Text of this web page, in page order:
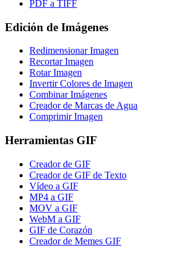
PDF a TIFF
Edición de Imágenes
Redimensionar Imagen
Recortar Imagen
Rotar Imagen
Invertir Colores de Imagen
Combinar Imágenes
Creador de Marcas de Agua
Comprimir Imagen
Herramientas GIF
Creador de GIF
Creador de GIF de Texto
Vídeo a GIF
MP4 a GIF
MOV a GIF
WebM a GIF
GIF de Corazón
Creador de Memes GIF